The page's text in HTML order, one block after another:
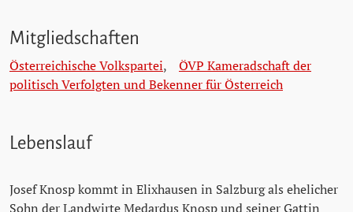
Mitgliedschaften
Österreichische Volkspartei, ÖVP Kameradschaft der
politisch Verfolgten und Bekenner für Österreich
Lebenslauf
Josef Knosp kommt in Elixhausen in Salzburg als ehelicher
Sohn der Landwirte Medardus Knosp und seiner Gattin